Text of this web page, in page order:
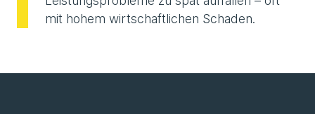
mit hohem wirtschaftlichen Schaden.